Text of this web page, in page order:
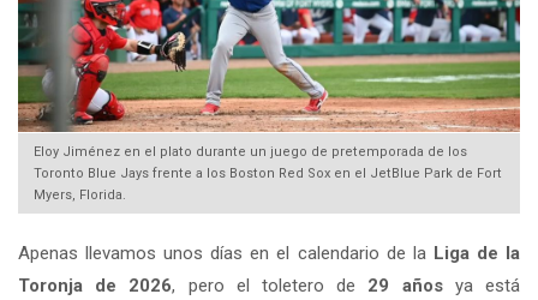
Eloy Jiménez en el plato durante un juego de pretemporada de los
Toronto Blue Jays frente a los Boston Red Sox en el JetBlue Park de Fort
Myers, Florida.
Apenas llevamos unos días en el calendario de la Liga de la
Toronja de 2026, pero el toletero de 29 añosya está